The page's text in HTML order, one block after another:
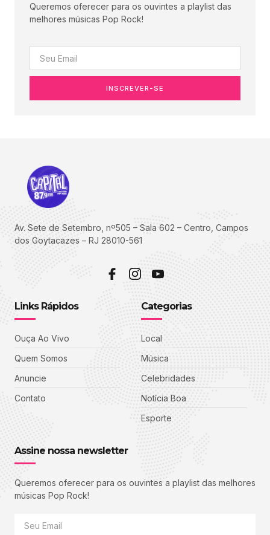
Queremos oferecer para os ouvintes a playlist das
melhores músicas Pop Rock!
INSCREVER-SE
Av. Sete de Setembro, nº505 – Sala 602 – Centro, Campos
dos Goytacazes – RJ 28010-561
Links Rápidos
Ouça Ao Vivo
Quem Somos
Anuncie
Contato
Categorias
Local
Música
Celebridades
Notícia Boa
Esporte
Assine nossa newsletter
Queremos oferecer para os ouvintes a playlist das melhores
músicas Pop Rock!